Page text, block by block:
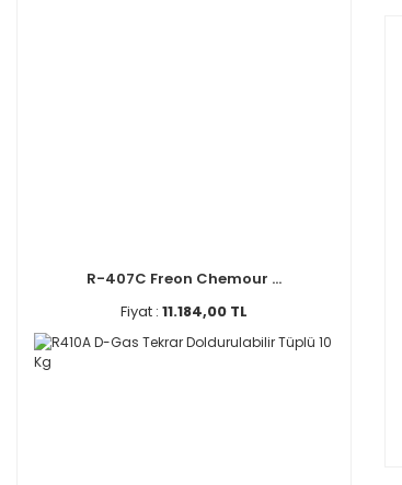
R-407C Freon Chemour ...
Fiyat : 11.184,00 TL